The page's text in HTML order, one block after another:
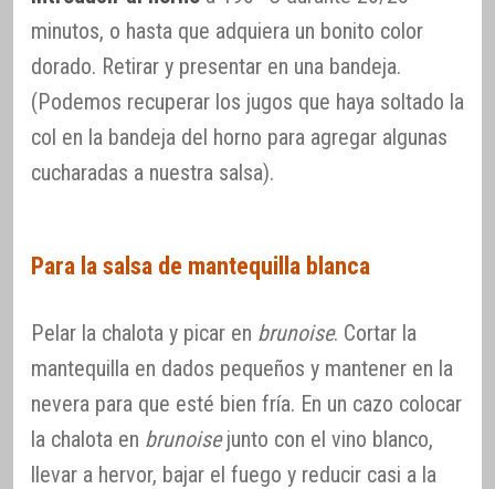
minutos, o hasta que adquiera un bonito color
dorado. Retirar y presentar en una bandeja.
(Podemos recuperar los jugos que haya soltado la
col en la bandeja del horno para agregar algunas
cucharadas a nuestra salsa).
Para la salsa de mantequilla blanca
Pelar la chalota y picar en brunoise. Cortar la
mantequilla en dados pequeños y mantener en la
nevera para que esté bien fría. En un cazo colocar
la chalota en brunoisejunto con el vino blanco,
llevar a hervor, bajar el fuego y reducir casi a la